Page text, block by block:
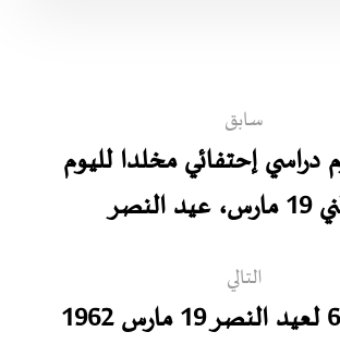
سابق
دراسي إحتفائي مخلدا لليوم
النصر
التالي